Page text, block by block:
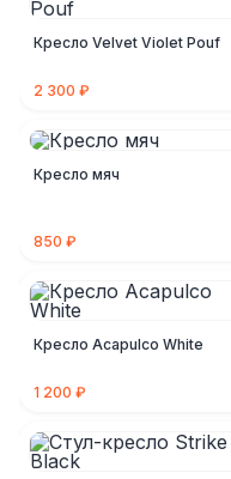
Кресло Velvet Violet Pouf
2 300 ₽
Кресло мяч
850 ₽
Кресло Acapulco White
1 200 ₽